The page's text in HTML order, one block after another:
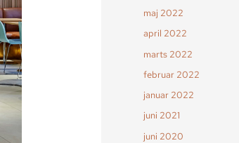
maj 2022
april 2022
marts 2022
februar 2022
januar 2022
juni 2021
juni 2020